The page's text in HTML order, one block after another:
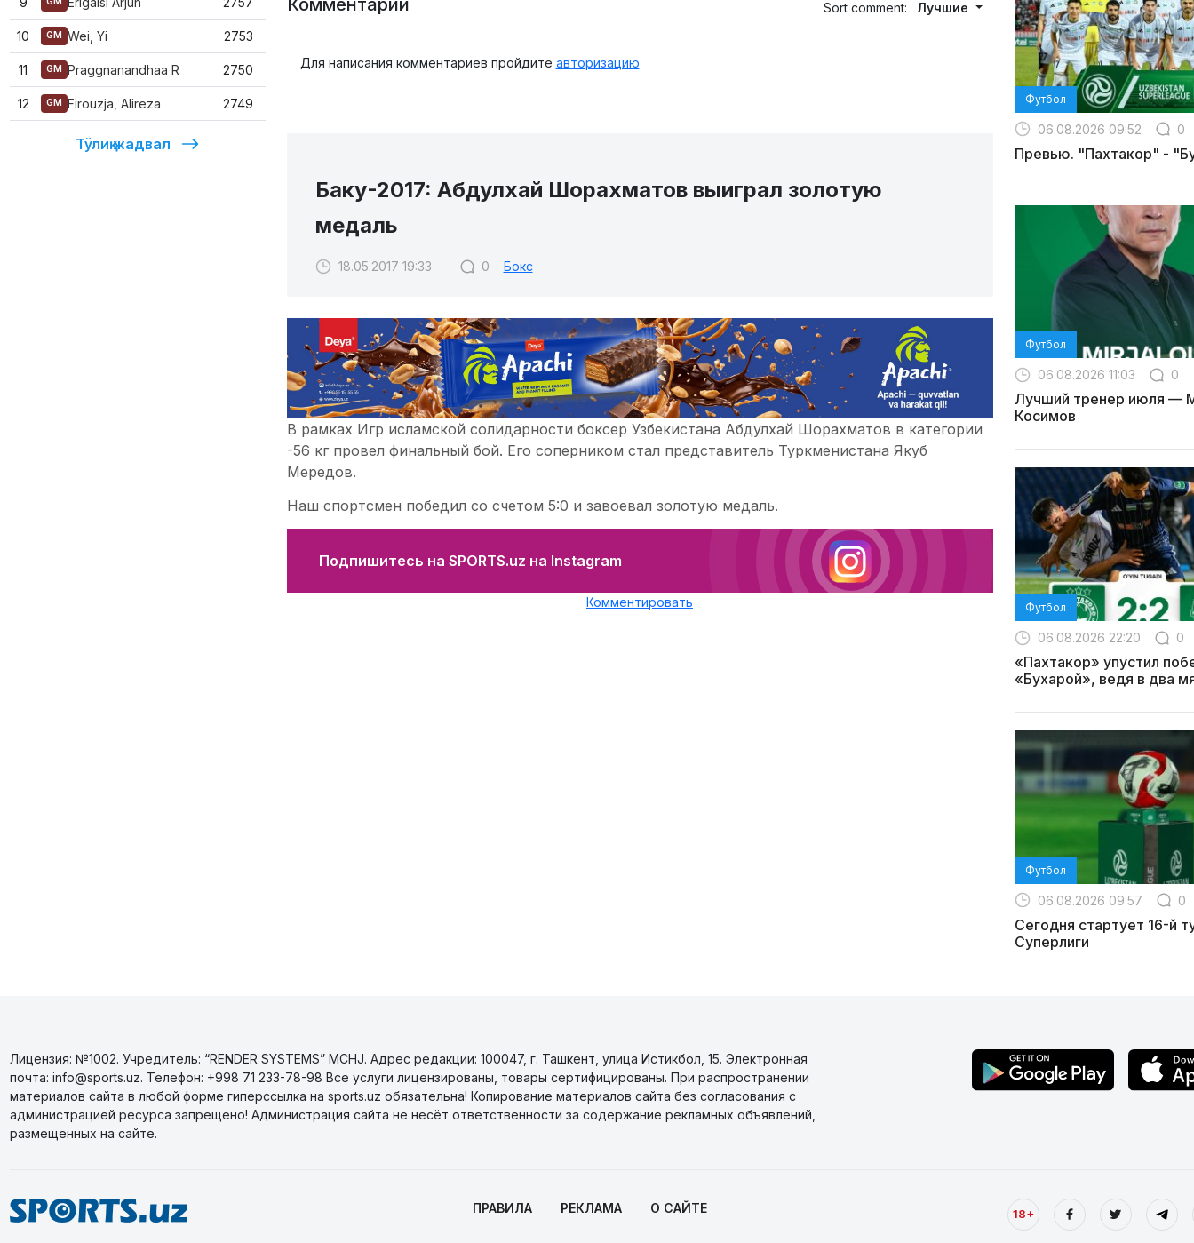
10 GM Wei, Yi 2753
11 GM Praggnanandhaa R 2750
12 GM Firouzja, Alireza 2749
Тўлиқ жадвал
Sort comment: Лучшие
Для написания комментариев пройдите авторизацию
Баку-2017: Абдулхай Шорахматов выиграл золотую
медаль
18.05.2017 19:33 0 Бокс
В рамках Игр исламской солидарности боксер Узбекистана Абдулхай Шорахматов в категории
-56 кг провел финальный бой. Его соперником стал представитель Туркменистана Якуб
Мередов.
Наш спортсмен победил со счетом 5:0 и завоевал золотую медаль.
Подпишитесь на SPORTS.uz на Instagram
Комментировать
Футбол
06.08.2026 09:52 0
Превью. "Пахтакор" -
Футбол
06.08.2026 11:03 0
Лучший тренер июля —
Косимов
Футбол
06.08.2026 22:20 0
«Пахтакор» упустил
«Бухарой», ведя в два
Футбол
06.08.2026 09:57 0
Сегодня стартует 16-й
Суперлиги
Лицензия: №1002. Учредитель: “RENDER SYSTEMS” MCHJ. Адрес редакции: 100047, г. Ташкент, улица Истикбол, 15. Электронная
почта: info@sports.uz. Телефон: +998 71 233-78-98 Все услуги лицензированы, товары сертифицированы. При распространении
материалов сайта в любой форме гиперссылка на sports.uz обязательна! Копирование материалов сайта без согласования с
администрацией ресурса запрещено! Администрация сайта не несёт ответственности за содержание рекламных объявлений,
размещенных на сайте.
ПРАВИЛА РЕКЛАМА О САЙТЕ 18+